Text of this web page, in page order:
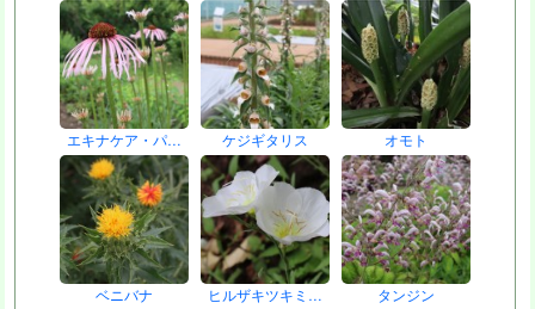
エキナケア・パ… ケジギタリス オモト
ベニバナ ヒルザキツキミ… タンジン